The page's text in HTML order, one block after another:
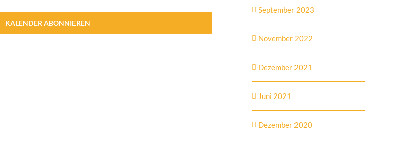
KALENDER ABONNIEREN
September 2023
November 2022
Dezember 2021
Juni 2021
Dezember 2020